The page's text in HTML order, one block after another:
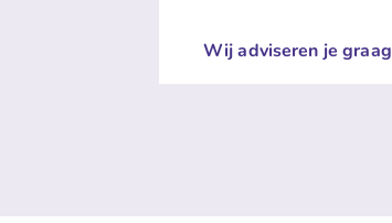
Wij adviseren je graag